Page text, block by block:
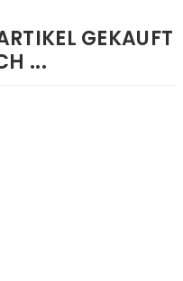
GEKAUFT
...